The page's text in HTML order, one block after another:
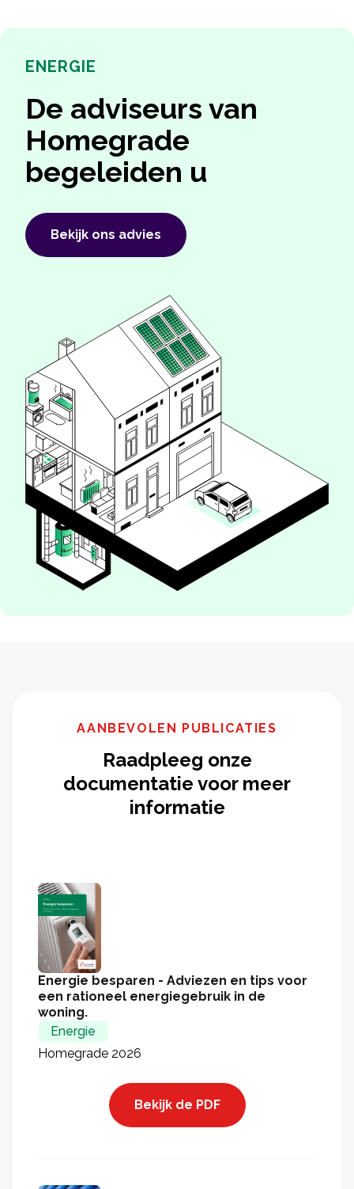
ENERGIE
De adviseurs van
Homegrade
begeleiden u
Bekijk ons ​​advies
AANBEVOLEN PUBLICATIES
Raadpleeg onze
documentatie voor meer
informatie
Energie besparen - Adviezen en tips voor
een rationeel energiegebruik in de
woning.
Energie
Homegrade 2026
Bekijk de PDF